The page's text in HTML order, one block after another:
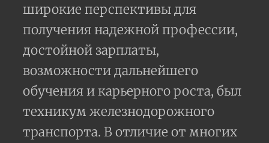
широкие перспективы для
получения надежной профессии,
достойной зарплаты,
возможности дальнейшего
обучения и карьерного роста, был
техникум железнодорожного
транспорта. В отличие от многих